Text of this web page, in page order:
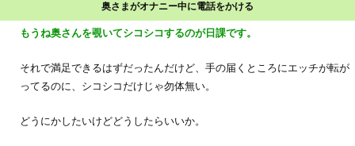
奥さまがオナニー中に電話をかける
もうね奥さんを覗いてシコシコするのが日課です。
それで満足できるはずだったんだけど、手の届くところにエッチが転が
ってるのに、シコシコだけじゃ勿体無い。
どうにかしたいけどどうしたらいいか。